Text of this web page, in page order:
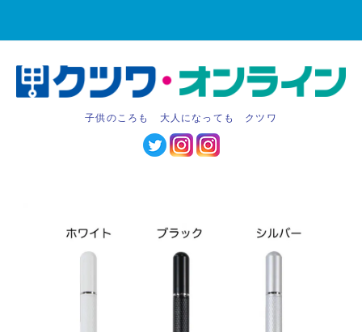
子供のころも 大人になっても クツワ